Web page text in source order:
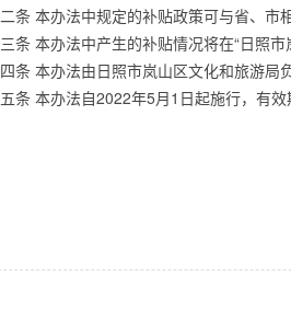
条 本办法中规定的补贴政策可与省、市
条 本办法中产生的补贴情况将在“日照
条 本办法由日照市岚山区文化和旅游局
条 本办法自2022年5月1日起施行，有